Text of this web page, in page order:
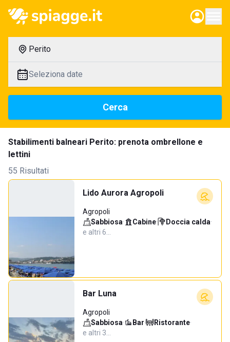
Perito
Seleziona date
Cerca
Stabilimenti balneari Perito: prenota ombrellone e
lettini
55 Risultati
Lido Aurora Agropoli
Agropoli
Sabbiosa· Cabine· Doccia calda·
e altri 6…
Bar Luna
Agropoli
Sabbiosa· Bar· Ristorante·
e altri 3…